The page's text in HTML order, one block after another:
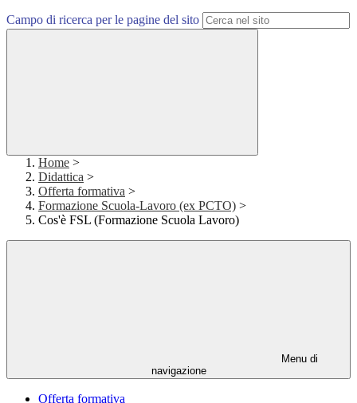
Campo di ricerca per le pagine del sito
Home >
Didattica >
Offerta formativa >
Formazione Scuola-Lavoro (ex PCTO) >
Cos'è FSL (Formazione Scuola Lavoro)
Menu di
navigazione
Offerta formativa